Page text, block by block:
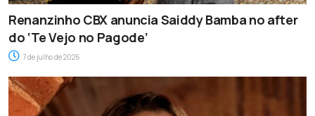
Renanzinho CBX anuncia Saiddy Bamba no after
do ‘Te Vejo no Pagode’
7 de julho de 2026